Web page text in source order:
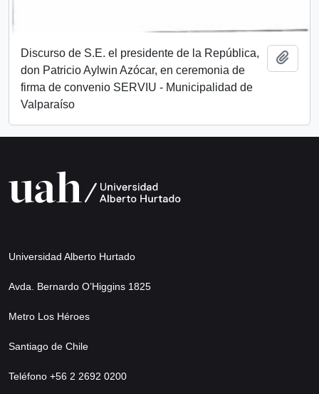
Discurso de S.E. el presidente de la República,
don Patricio Aylwin Azócar, en ceremonia de
firma de convenio SERVIU - Municipalidad de
Valparaíso
Universidad Alberto Hurtado
Avda. Bernardo O’Higgins 1825
Metro Los Héroes
Santiago de Chile
Teléfono +56 2 2692 0200